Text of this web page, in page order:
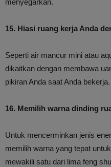
menyegarkan.
15. Hiasi ruang kerja Anda
Seperti air mancur mini atau
dikaitkan dengan membawa
pikiran Anda saat Anda bekerja.
16. Memilih warna dinding
Untuk mencerminkan jenis
memilih warna yang tepat
mewakili satu dari lima feng